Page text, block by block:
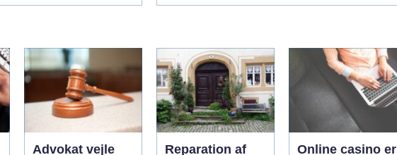
Advokat vejle Reparation af Online casino er